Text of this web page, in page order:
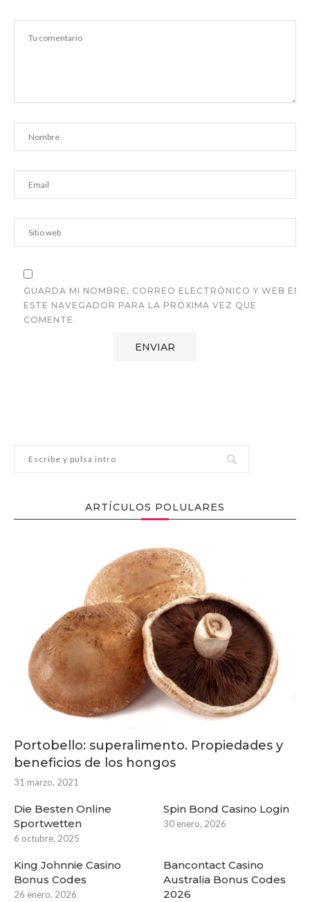
GUARDA MI NOMBRE, CORREO ELECTRÓNICO Y WEB EN
ESTE NAVEGADOR PARA LA PRÓXIMA VEZ QUE
COMENTE.
ARTÍCULOS POLULARES
Portobello: superalimento. Propiedades y
beneficios de los hongos
31 marzo, 2021
Die Besten Online
Sportwetten
6 octubre, 2025
Spin Bond Casino Login
30 enero, 2026
King Johnnie Casino
Bonus Codes
26 enero, 2026
Bancontact Casino
Australia Bonus Codes
2026